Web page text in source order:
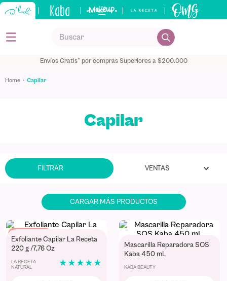
Envíos Gratis* por compras Superiores a $200.000
capilar
Capilar
FILTRAR VENTAS
Exfoliante Capilar La Receta
220 g /7,76 Oz
LA RECETA
NATURAL
★ ★ ★ ★ ★
Mascarilla Reparadora SOS
Kaba 450 mL
KABA BEAUTY
TÉRMINOS MÁS BUSCADOS